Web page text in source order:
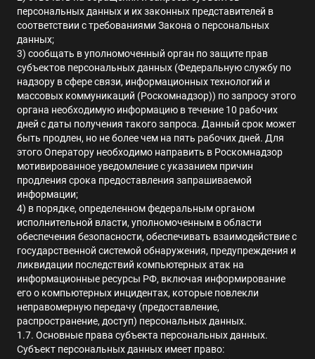
персональных данных и их законных представителей в
соответствии с требованиями Закона о персональных
данных;
3) сообщать в уполномоченный орган по защите прав
субъектов персональных данных (Федеральную службу по
надзору в сфере связи, информационных технологий и
массовых коммуникаций (Роскомнадзор)) по запросу этого
органа необходимую информацию в течение 10 рабочих
дней с даты получения такого запроса. Данный срок может
быть продлен, но не более чем на пять рабочих дней. Для
этого Оператору необходимо направить в Роскомнадзор
мотивированное уведомление с указанием причин
продления срока предоставления запрашиваемой
информации;
4) в порядке, определенном федеральным органом
исполнительной власти, уполномоченным в области
обеспечения безопасности, обеспечивать взаимодействие с
государственной системой обнаружения, предупреждения и
ликвидации последствий компьютерных атак на
информационные ресурсы РФ, включая информирование
его о компьютерных инцидентах, которые повлекли
неправомерную передачу (предоставление,
распространение, доступ) персональных данных.
1.7. Основные права субъекта персональных данных.
Субъект персональных данных имеет право: